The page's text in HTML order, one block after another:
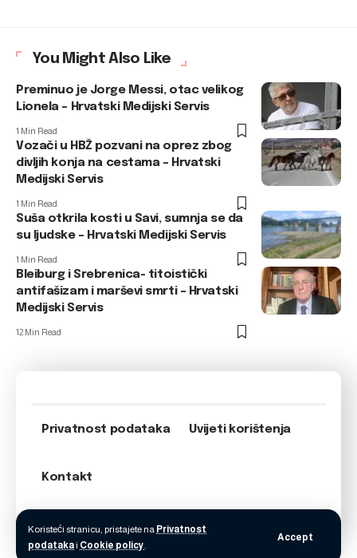
Koristeći stranicu, pristajete na Privatnost
podatakai Cookie policy.
Accept
You Might Also Like
Preminuo je Jorge Messi, otac velikog
Lionela – Hrvatski Medijski Servis
1 Min Read
Vozači u HBŽ pozvani na oprez zbog
divljih konja na cestama – Hrvatski
Medijski Servis
1 Min Read
Suša otkrila kosti u Savi, sumnja se da
su ljudske – Hrvatski Medijski Servis
1 Min Read
Bleiburg i Srebrenica- titoistički
antifašizam i marševi smrti – Hrvatski
Medijski Servis
12 Min Read
Privatnost podataka Uvijeti korištenja
Kontakt